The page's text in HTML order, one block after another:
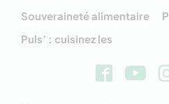
Souveraineté alimentaire
Puls’ : cuisinez les